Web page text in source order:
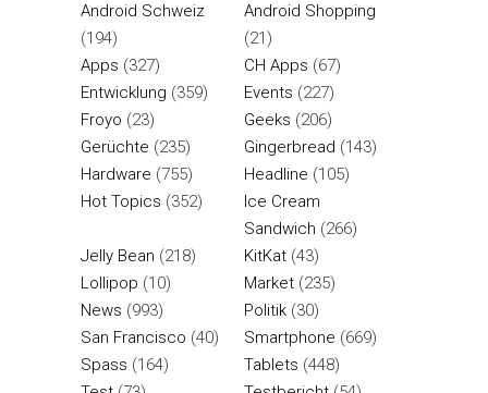
Android Schweiz
(194)
Android Shopping
(21)
Apps (327) CH Apps (67)
Entwicklung (359) Events (227)
Froyo (23) Geeks (206)
Gerüchte (235) Gingerbread (143)
Hardware (755) Headline (105)
Hot Topics (352)
Ice Cream
Sandwich (266)
Jelly Bean (218) KitKat (43)
Lollipop (10) Market (235)
News (993) Politik (30)
San Francisco (40) Smartphone (669)
Spass (164) Tablets (448)